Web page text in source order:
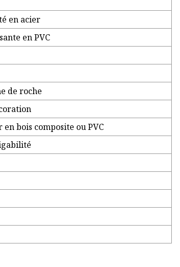
en acier
en PVC
de roche
bois composite ou PVC